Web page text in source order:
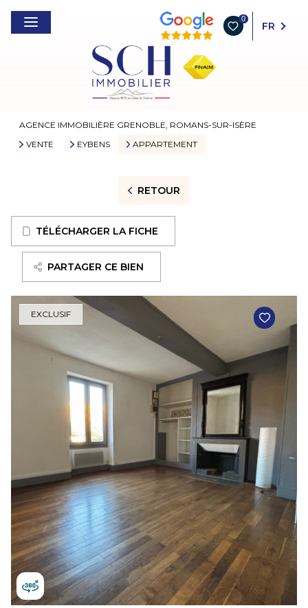
0
FR
AGENCE IMMOBILIÈRE GRENOBLE, ROMANS-SUR-ISÈRE
VENTE
EYBENS APPARTEMENT
RETOUR
TÉLÉCHARGER LA FICHE
PARTAGER CE BIEN
EXCLUSIF